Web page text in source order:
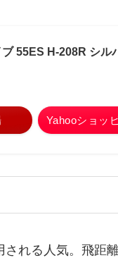
55ES H-208R シル
Yahooショッ
れる人気。飛距